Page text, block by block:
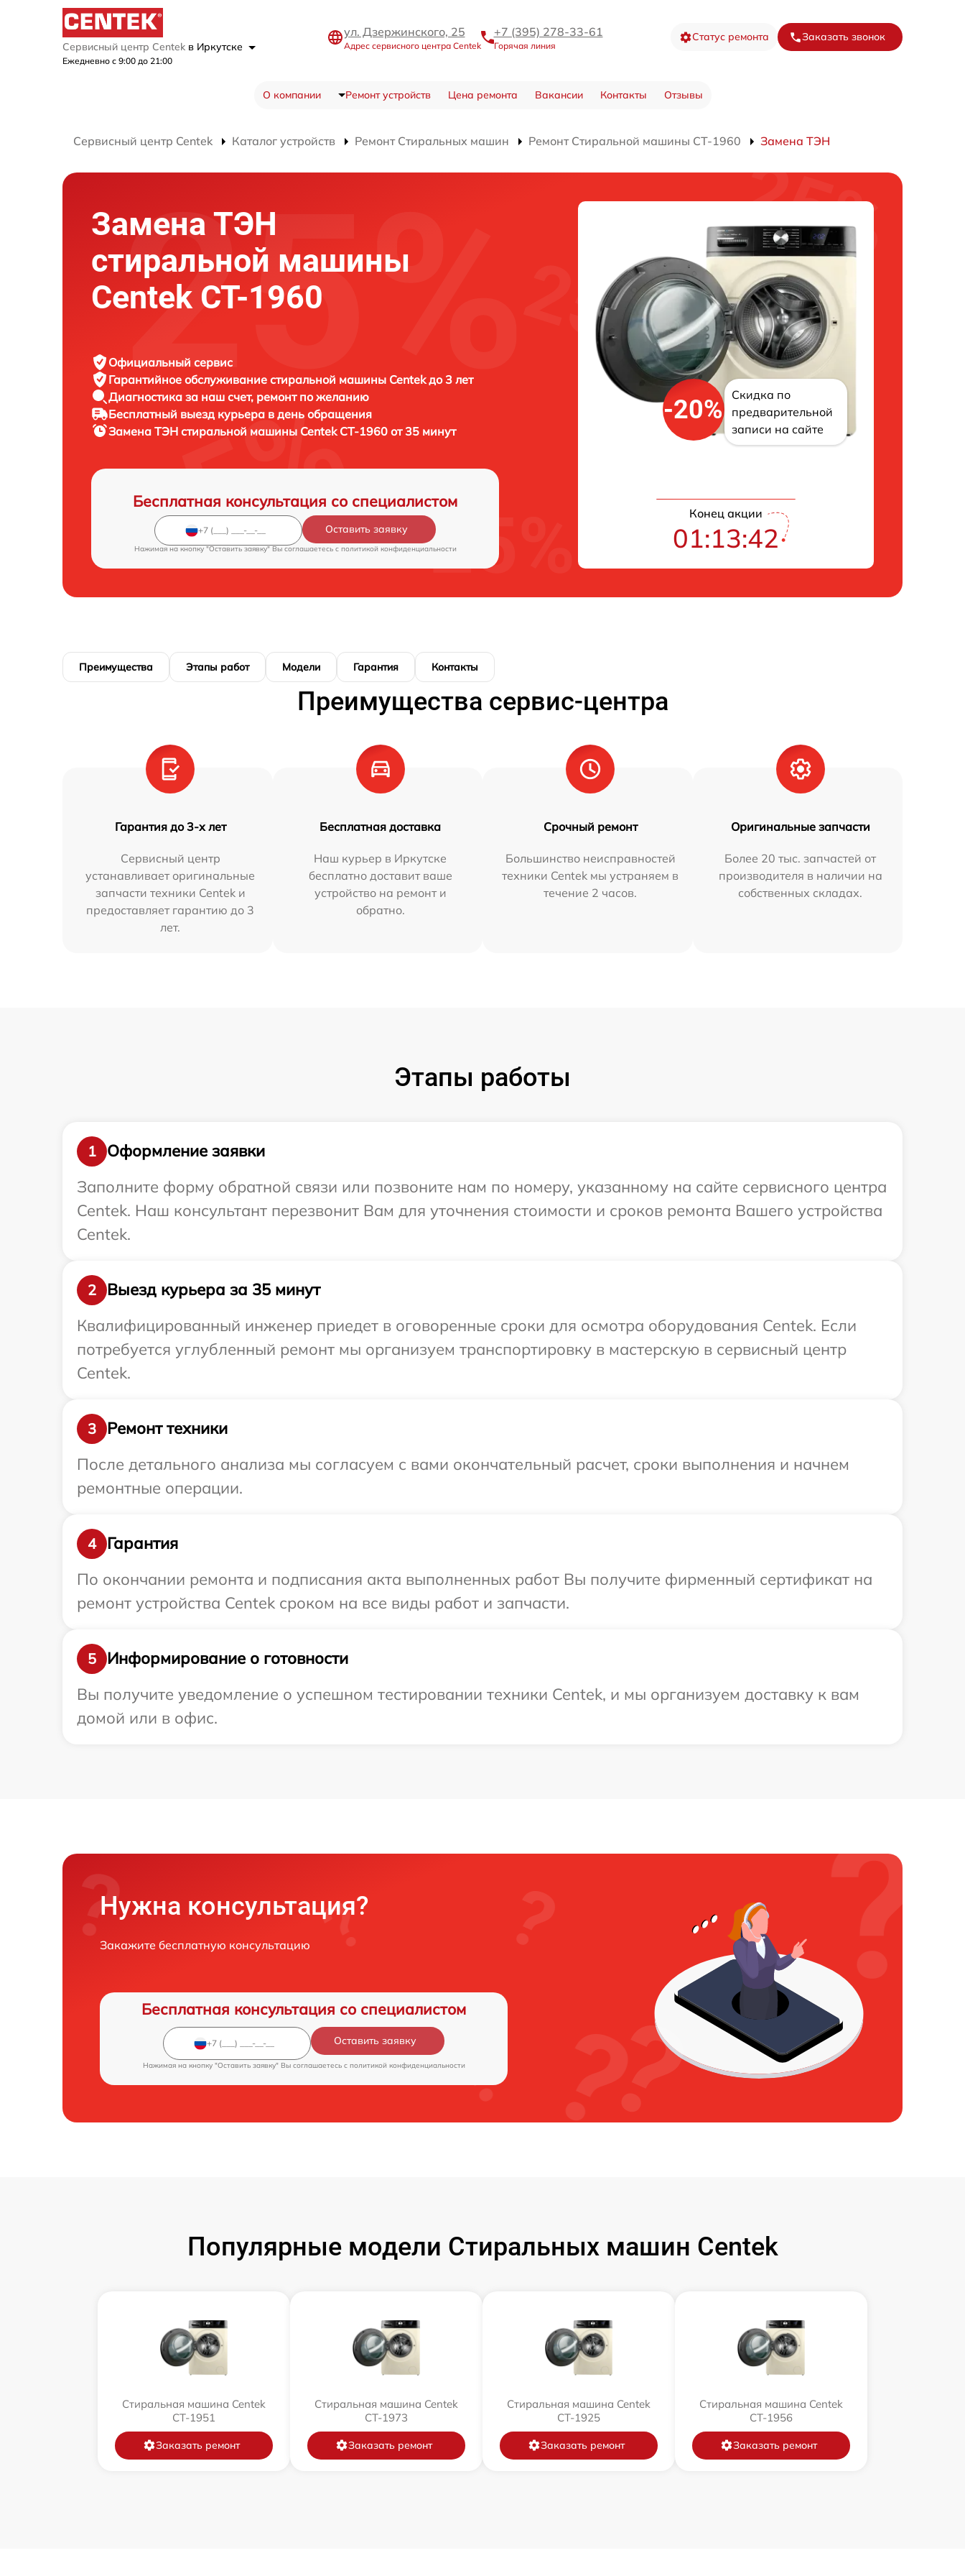
Сервисный центр Centek в Иркутске
Ежедневно с 9:00 до 21:00
ул. Дзержинского, 25
Адрес сервисного центра Centek
+7 (395) 278-33-61
Горячая линия
Статус ремонта Заказать звонок
О компании Ремонт устройств Цена ремонта Вакансии Контакты Отзывы
Сервисный центр Centek Каталог устройств Ремонт Стиральных машин Ремонт Стиральной машины CT-1960 Замена ТЭН
Замена ТЭН
стиральной машины
Centek CT-1960
Официальный сервис
Гарантийное обслуживание стиральной машины Centek до 3 лет
Диагностика за наш счет, ремонт по желанию
Бесплатный выезд курьера в день обращения
Замена ТЭН стиральной машины Centek CT-1960 от 35 минут
Бесплатная консультация со специалистом
Оставить заявку
Нажимая на кнопку "Оставить заявку" Вы соглашаетесь c политикой конфиденциальности
-20%
Скидка по
предварительной
записи на сайте
Конец акции
01:13:41
Преимущества Этапы работ Модели Гарантия Контакты
Преимущества сервис-центра
Гарантия до 3-х лет
Сервисный центр
устанавливает оригинальные
запчасти техники Centek и
предоставляет гарантию до 3
лет.
Бесплатная доставка
Наш курьер в Иркутске
бесплатно доставит ваше
устройство на ремонт и
обратно.
Срочный ремонт
Большинство неисправностей
техники Centek мы устраняем в
течение 2 часов.
Оригинальные запчасти
Более 20 тыс. запчастей от
производителя в наличии на
собственных складах.
Этапы работы
1
Оформление заявки
Заполните форму обратной связи или позвоните нам по номеру, указанному на сайте сервисного центра
Centek. Наш консультант перезвонит Вам для уточнения стоимости и сроков ремонта Вашего устройства
Centek.
2
Выезд курьера за 35 минут
Квалифицированный инженер приедет в оговоренные сроки для осмотра оборудования Centek. Если
потребуется углубленный ремонт мы организуем транспортировку в мастерскую в сервисный центр
Centek.
3
Ремонт техники
После детального анализа мы согласуем с вами окончательный расчет, сроки выполнения и начнем
ремонтные операции.
4
Гарантия
По окончании ремонта и подписания акта выполненных работ Вы получите фирменный сертификат на
ремонт устройства Centek сроком на все виды работ и запчасти.
5
Информирование о готовности
Вы получите уведомление о успешном тестировании техники Centek, и мы организуем доставку к вам
домой или в офис.
Нужна консультация?
Закажите бесплатную консультацию
Бесплатная консультация со специалистом
Оставить заявку
Нажимая на кнопку "Оставить заявку" Вы соглашаетесь c политикой конфиденциальности
Популярные модели Стиральных машин Centek
Стиральная машина Centek
CT-1951
Заказать ремонт
Стиральная машина Centek
CT-1973
Заказать ремонт
Стиральная машина Centek
CT-1925
Заказать ремонт
Стиральная машина Centek
CT-1956
Заказать ремонт